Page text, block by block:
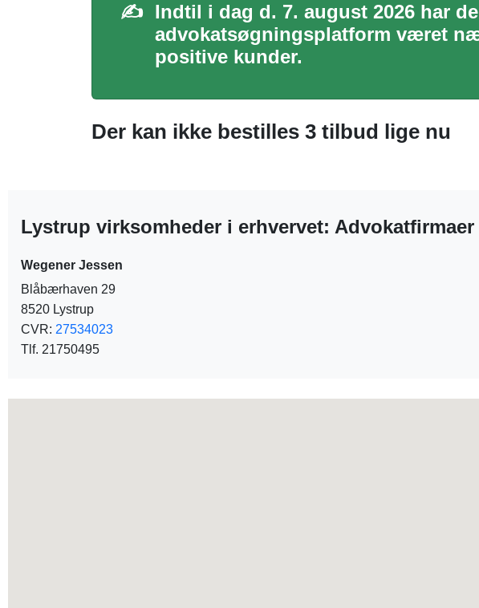
✍️ Indtil i dag d. 7. august 2026 har
advokatsøgningsplatform været
positive kunder.
Der kan ikke bestilles 3 tilbud lige nu
Lystrup virksomheder i erhvervet: Advokatfirmaer
Wegener Jessen
Blåbærhaven 29
8520 Lystrup
CVR: 27534023
Tlf. 21750495